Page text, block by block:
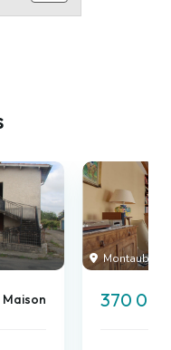
Maison
Montauban
370